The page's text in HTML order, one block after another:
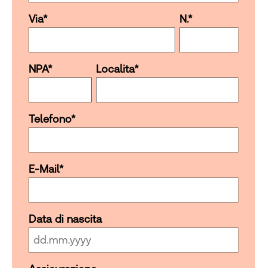
Via* N.*
NPA* Localita*
Telefono*
E-Mail*
Data di nascita